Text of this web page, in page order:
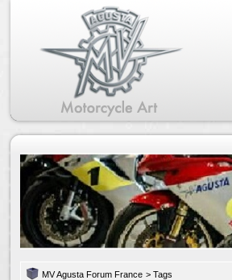
MV Agusta Forum France > Tags